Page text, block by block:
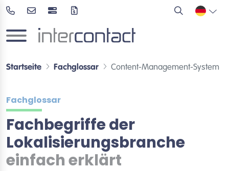
Startseite Fachglossar Content-Management-System
Fachglossar
Fachbegriffe der
Lokalisierungsbranche
einfach erklärt